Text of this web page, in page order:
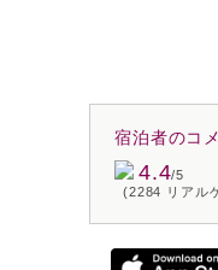
宿泊者のコ
4.4/5
(2284 リアル